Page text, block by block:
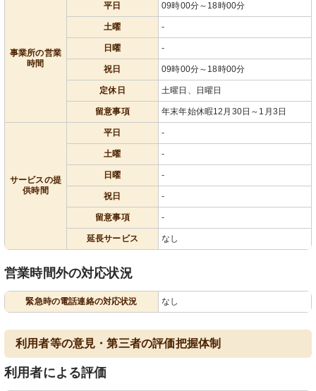
事業所の営業
時間
平日 09時00分～18時00分
土曜 -
日曜 -
祝日 09時00分～18時00分
定休日 土曜日、日曜日
留意事項 年末年始休暇12月30日～1月3日
サービスの提
供時間
平日 -
土曜 -
日曜 -
祝日 -
留意事項 -
延長サービス なし
営業時間外の対応状況
緊急時の電話連絡の対応状況 なし
利用者等の意見・第三者の評価把握体制
利用者による評価